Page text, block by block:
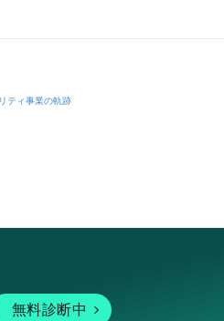
ティ事業の軌跡
無料診断中